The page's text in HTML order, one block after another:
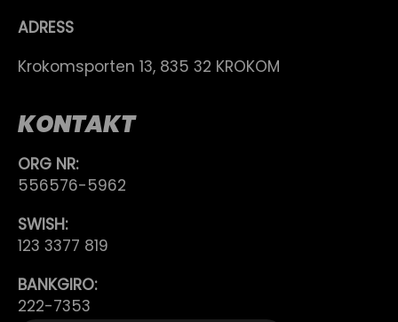
ADRESS
Krokomsporten 13, 835 32 KROKOM
KONTAKT
ORG NR:
556576-5962
SWISH:
123 3377 819
BANKGIRO:
222-7353